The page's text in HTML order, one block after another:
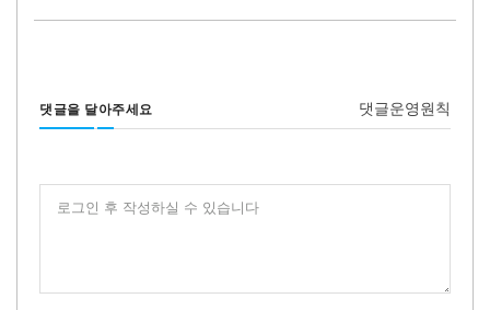
댓글을 달아주세요 댓글운영원칙
로그인 후 작성하실 수 있습니다